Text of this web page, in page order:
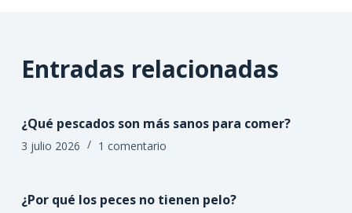
Entradas relacionadas
¿Qué pescados son más sanos para comer?
3 julio 2026 1 comentario
¿Por qué los peces no tienen pelo?